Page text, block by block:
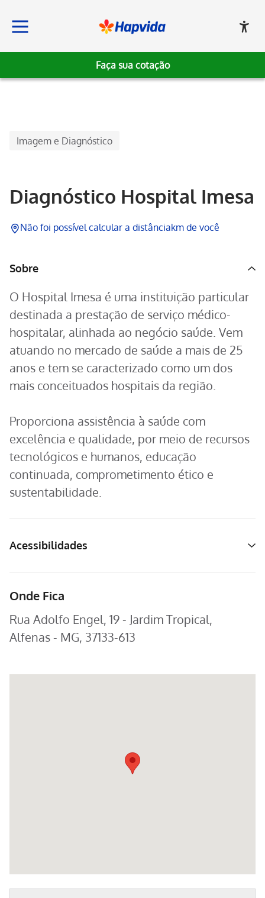
Faça sua cotação
Imagem e Diagnóstico
Diagnóstico Hospital Imesa
Não foi possível calcular a distânciakm de você
Sobre
O Hospital Imesa é uma instituição particular
destinada a prestação de serviço médico-
hospitalar, alinhada ao negócio saúde. Vem
atuando no mercado de saúde a mais de 25
anos e tem se caracterizado como um dos
mais conceituados hospitais da região.
Proporciona assistência à saúde com
excelência e qualidade, por meio de recursos
tecnológicos e humanos, educação
continuada, comprometimento ético e
sustentabilidade.
Acessibilidades
Onde Fica
Rua Adolfo Engel, 19 - Jardim Tropical,
Alfenas - MG, 37133-613